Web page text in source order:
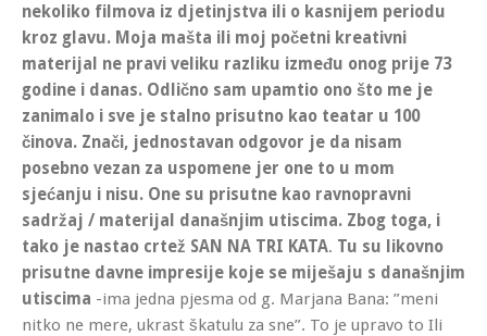
nekoliko filmova iz djetinjstva ili o kasnijem periodu
kroz glavu. Moja mašta ili moj početni kreativni
materijal ne pravi veliku razliku između onog prije 73
godine i danas. Odlično sam upamtio ono što me je
zanimalo i sve je stalno prisutno kao teatar u 100
činova. Znači, jednostavan odgovor je da nisam
posebno vezan za uspomene jer one to u mom
sjećanju i nisu. One su prisutne kao ravnopravni
sadržaj / materijal današnjim utiscima. Zbog toga, i
tako je nastao crtež SAN NA TRI KATA. Tu su likovno
prisutne davne impresije koje se miješaju s današnjim
utiscima -ima jedna pjesma od g. Marjana Bana: ”meni
nitko ne mere, ukrast škatulu za sne”. To je upravo to Ili